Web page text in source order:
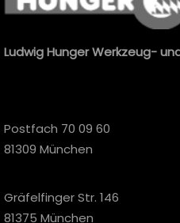
Ludwig Hunger Werkzeug-
Postfach 70 09 60
81309 München
Gräfelfinger Str. 146
81375 München